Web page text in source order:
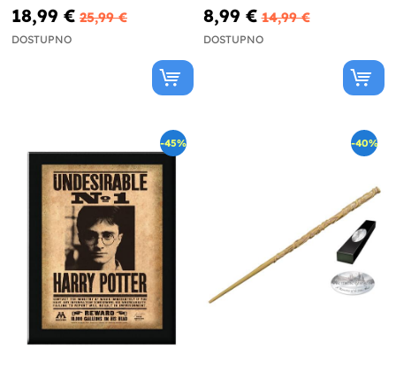
18,99 € 25,99 €
DOSTUPNO
8,99 € 14,99 €
DOSTUPNO
-45% -40%